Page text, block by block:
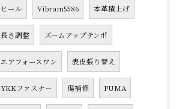
ヒール Vibram5586 本革積上げ
長さ調整 ズームアップテンポ
エアフォースワン 表皮張り替え
YKKファスナー 傷補修 PUMA